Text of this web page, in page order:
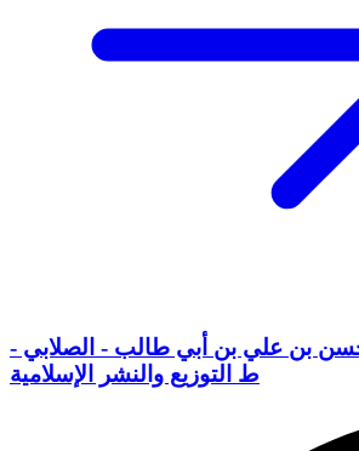
بن علي بن أبي طالب - الصلابي -
ط التوزيع والنشر الإسلامية